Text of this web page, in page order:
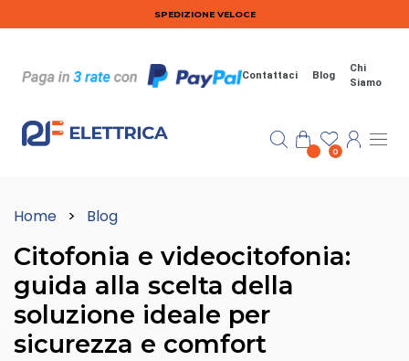
Salta al contenuto principaleSPEDIZIONE VELOCE
Contattaci Blog
Chi
Siamo
0
Home > Blog
Citofonia e videocitofonia:
guida alla scelta della
soluzione ideale per
sicurezza e comfort